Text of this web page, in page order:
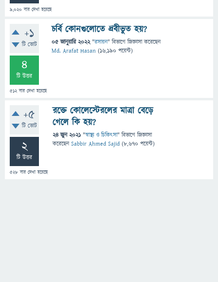
9,020 বার দেখা হয়েছে
+1
টি ভোট
4
টি উত্তর
512বার দেখা হয়েছে
চর্বি কোনগুলোতে দ্রবীভুত হয়?
05 জানুয়ারি 2022 "রসায়ন" বিভাগে জিজ্ঞাসাকরেছেন
Md. Arafat Hasan (16,190 পয়েন্ট)
+5
টি ভোট
2
টি উত্তর
528 বার দেখা হয়েছে
রক্তে কোলেস্টেরলের মাত্রা বেড়ে
গেলে কি হয়?
24 জুন 2021 "স্বাস্থ্য ও চিকিৎসা" বিভাগে জিজ্ঞাসা
করেছেনSabbir Ahmed Sajid (8,670 পয়েন্ট)